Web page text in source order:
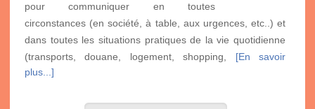
pour communiquer en toutes
circonstances (en société, à table, aux urgences, etc..) et
dans toutes les situations pratiques de la vie quotidienne
(transports, douane, logement, shopping, [En savoir
plus...]